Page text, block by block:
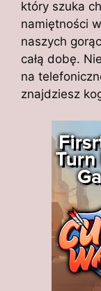
który szuka
namiętności
naszych
całą dobę.
na
znajdziesz